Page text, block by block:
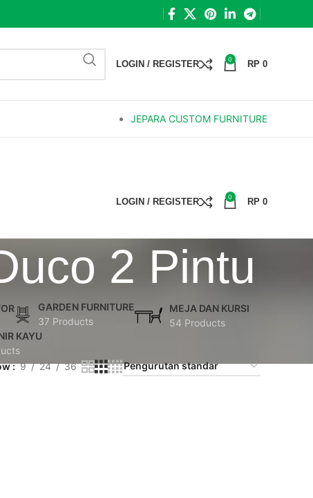
LOGIN / REGISTER 0 RP 0
JEPARA CUSTOM FURNITURE
LOGIN / REGISTER 0 RP 0
2 Pintu
GARDEN FURNITURE
37 Products
MEJA DAN KURSI
54 Products
KAYU
9 24 36